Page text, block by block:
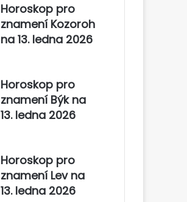
Horoskop pro
znamení Kozoroh
na 13. ledna 2026
Horoskop pro
znamení Býk na
13. ledna 2026
Horoskop pro
znamení Lev na
13. ledna 2026